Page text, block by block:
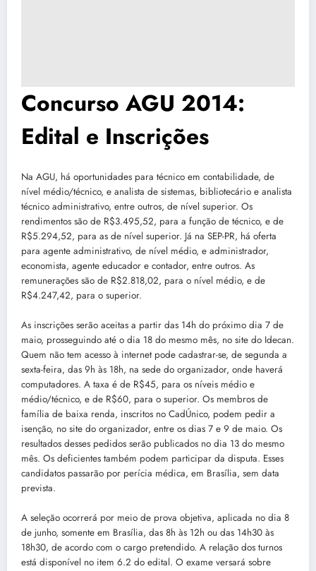
Concurso AGU 2014:
Edital e Inscrições
Na AGU, há oportunidades para técnico em contabilidade, de
nível médio/técnico, e analista de sistemas, bibliotecário e analista
técnico administrativo, entre outros, de nível superior. Os
rendimentos são de R$3.495,52, para a função de técnico, e de
R$5.294,52, para as de nível superior. Já na SEP-PR, há oferta
para agente administrativo, de nível médio, e administrador,
economista, agente educador e contador, entre outros. As
remunerações são de R$2.818,02, para o nível médio, e de
R$4.247,42, para o superior.
As inscrições serão aceitas a partir das 14h do próximo dia 7 de
maio, prosseguindo até o dia 18 do mesmo mês, no site do Idecan.
Quem não tem acesso à internet pode cadastrar-se, de segunda a
sexta-feira, das 9h às 18h, na sede do organizador, onde haverá
computadores. A taxa é de R$45, para os níveis médio e
médio/técnico, e de R$60, para o superior. Os membros de
família de baixa renda, inscritos no CadÚnico, podem pedir a
isenção, no site do organizador, entre os dias 7 e 9 de maio. Os
resultados desses pedidos serão publicados no dia 13 do mesmo
mês. Os deficientes também podem participar da disputa. Esses
candidatos passarão por perícia médica, em Brasília, sem data
prevista.
A seleção ocorrerá por meio de prova objetiva, aplicada no dia 8
de junho, somente em Brasília, das 8h às 12h ou das 14h30 às
18h30, de acordo com o cargo pretendido. A relação dos turnos
está disponível no item 6.2 do edital. O exame versará sobre